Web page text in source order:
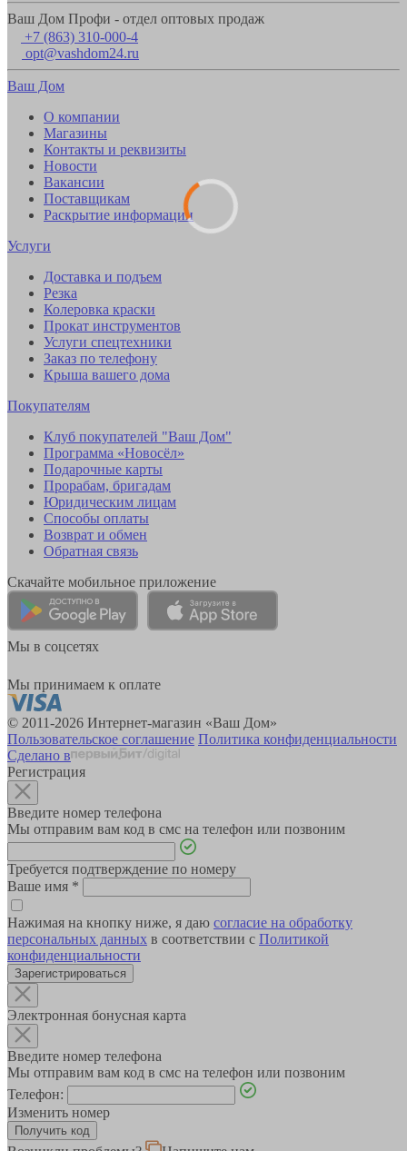
Ваш Дом Профи - отдел оптовых продаж
+7 (863) 310-000-4
opt@vashdom24.ru
Ваш Дом
О компании
Магазины
Контакты и реквизиты
Новости
Вакансии
Поставщикам
Раскрытие информации
Услуги
Доставка и подъем
Резка
Колеровка краски
Прокат инструментов
Услуги спецтехники
Заказ по телефону
Крыша вашего дома
Покупателям
Клуб покупателей "Ваш Дом"
Программа «Новосёл»
Подарочные карты
Прорабам, бригадам
Юридическим лицам
Способы оплаты
Возврат и обмен
Обратная связь
Скачайте мобильное приложение
Мы в соцсетях
Мы принимаем к оплате
© 2011-2026 Интернет-магазин «Ваш Дом»
Пользовательское соглашение Политика конфиденциальности
Сделано в
Регистрация
Введите номер телефона
Мы отправим вам код в смс на телефон или позвоним
Требуется подтверждение по номеру
Ваше имя *
Нажимая на кнопку ниже, я даю согласие на обработку
персональных данных в соответствии с Политикой
конфиденциальности
Зарегистрироваться
Электронная бонусная карта
Введите номер телефона
Мы отправим вам код в смс на телефон или позвоним
Телефон:
Изменить номер